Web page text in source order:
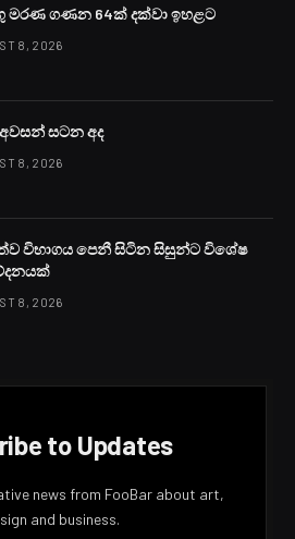
මරණ ගණන 64ක් දක්වා ඉහළට
8, 2026
අවසන් සටන අද
8, 2026
විභාගය පෙනී සිටින සිසුන්ට විශේෂ
8, 2026
to Updates
news from FooBar about art,
and business.